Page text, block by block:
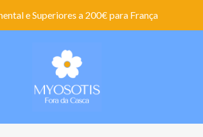
e Superiores a 200€ para França